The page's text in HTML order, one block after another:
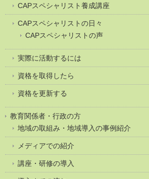
CAPスペシャリスト養成講座
CAPスペシャリストの日々
CAPスペシャリストの声
実際に活動するには
資格を取得したら
資格を更新する
教育関係者・行政の方
地域の取組み・地域導入の事例紹介
メディアでの紹介
講座・研修の導入